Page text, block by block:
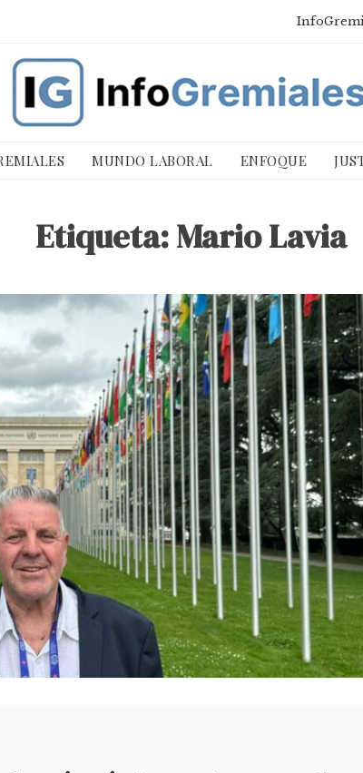
MUNDO LABORAL ENFOQUE
Etiqueta:Mario Lavia